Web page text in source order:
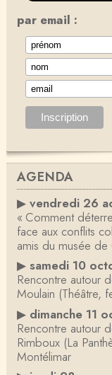
par email :
AGENDA
▶ vendredi 26
« Comment
face aux conflits
amis du musée de
▶ samedi 10
Rencontre autour
Moulain (Théâtre,
▶ dimanche 11
Rencontre autour
Rimboux (La
Montélimar